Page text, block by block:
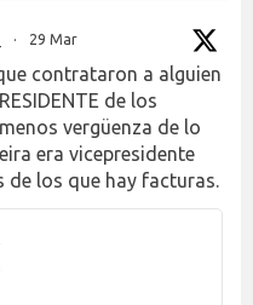
· 29 Mar
contrataron a alguien
de los
vergüenza de lo
era vicepresidente
de los que hay facturas.